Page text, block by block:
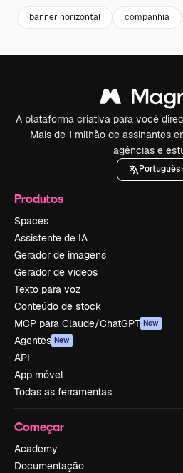
banner horizontal companhia
A plataforma criativa para você
Mais de 1 milhão de assinantes
agências e
Português
Produtos
Spaces
Assistente de IA
Gerador de imagens
Gerador de vídeos
Texto para voz
Conteúdo de stock
MCP para Claude/ChatGPT New
Agentes New
API
App móvel
Todas as ferramentas
Começar
Academy
Documentação